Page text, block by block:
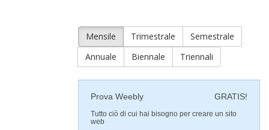
Mensile Trimestrale
Semestrale
Annuale
Biennale Triennali
GRATIS!
Prova Weebly
Tutto ciò di cui hai bisogno per creare un sito
web